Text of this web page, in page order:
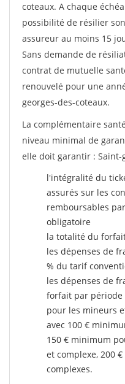
coteaux. A chaque
possibilité de résilier
assureur au moins 15
Sans demande de
contrat de mutuelle
renouvelé pour une
georges-des-coteaux.
La complémentaire
niveau minimal de
elle doit garantir : Saint-
l'intégralité du
assurés sur les
remboursables
obligatoire
la totalité du
les dépenses de
% du tarif
les dépenses de
forfait par période
pour les mineurs
avec 100 €
150 € minimum
et complexe, 200
complexes.